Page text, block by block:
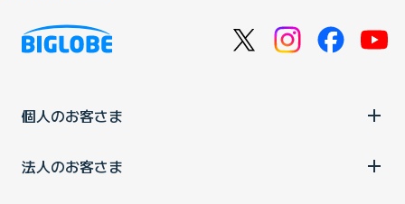
個人のお客さま
法人のお客さま